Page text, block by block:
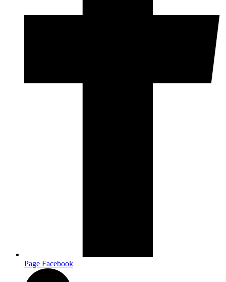
Page Facebook